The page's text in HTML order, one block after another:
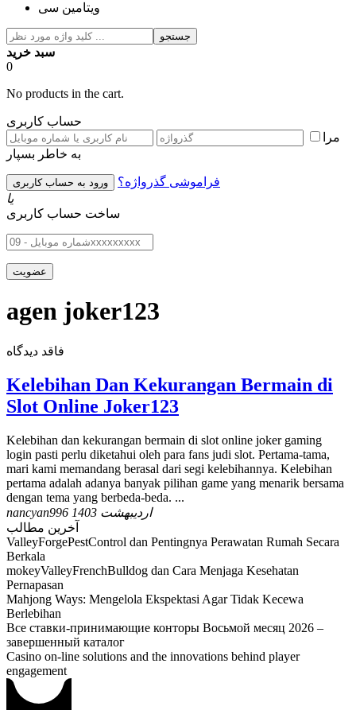
ویتامین سی
جستجو
سبد خرید
0
No products in the cart.
حساب کاربری
مرا
به خاطر بسپار
فراموشی گذرواژه؟
یا
ساخت حساب کاربری
agen joker123
فاقد دیدگاه
Kelebihan Dan Kekurangan Bermain di
Slot Online Joker123
Kelebihan dan kekurangan bermain di slot online joker gaming
login pasti perlu diketahui oleh para fans judi slot. Pertama-tama,
mari kami memandang berasal dari segi kelebihannya. Kelebihan
pertama adalah adanya banyak pilihan game yang menarik bersama
dengan tema yang berbeda-beda. ...
nancyan99
6 اردیبهشت 1403
آخرین مطالب
ValleyForgePestControl dan Pentingnya Perawatan Rumah Secara
Berkala
mokeyValleyFrenchBulldog dan Cara Menjaga Kesehatan
Pernapasan
Mahjong Ways: Mengelola Ekspektasi Agar Tidak Kecewa
Berlebihan
Все ставки-принимающие конторы Восьмой месяц 2026 –
завершенный каталог
Casino on-line solutions and the innovations behind player
engagement